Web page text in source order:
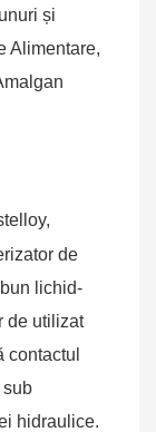
și
Alimentare,
de
lichid-
de utilizat
contactul
sub
hidraulice.